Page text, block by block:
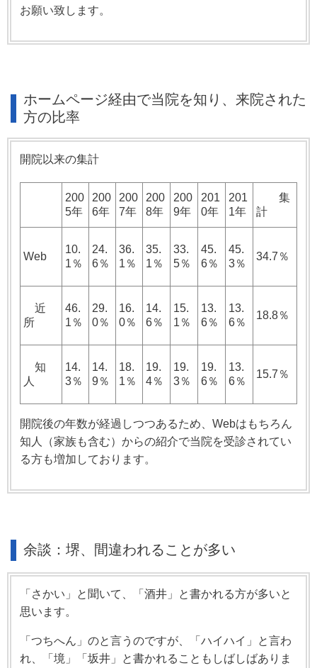
お願い致します。
ホームページ経由で当院を知り、来院された
方の比率
開院以来の集計
200
5年
200
6年
200
7年
200
8年
200
9年
201
0年
201
1年
集
計
Web
10.
1％
24.
6％
36.
1％
35.
1％
33.
5％
45.
6％
45.
3％
34.7％
近
所
46.
1％
29.
0％
16.
0％
14.
6％
15.
1％
13.
6％
13.
6％
18.8％
知
人
14.
3％
14.
9％
18.
1％
19.
4％
19.
3％
19.
6％
13.
6％
15.7％
開院後の年数が経過しつつあるため、Webはもちろん
知人（家族も含む）からの紹介で当院を受診されてい
る方も増加しております。
余談：堺、間違われることが多い
「さかい」と聞いて、「酒井」と書かれる方が多いと
思います。
「つちへん」のと言うのですが、「ハイハイ」と言わ
れ、「境」「坂井」と書かれることもしばしばありま